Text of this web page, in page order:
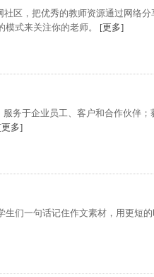
区，把优秀的教师资源通过网络分
式来关注你的老师。 [更多]
务于企业员工、客户和合作伙伴；
[更多]
们一句话记住作文素材，用更短